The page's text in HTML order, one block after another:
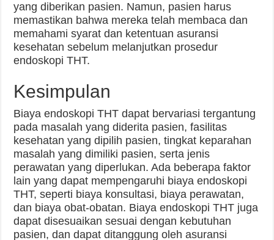
yang diberikan pasien. Namun, pasien harus
memastikan bahwa mereka telah membaca dan
memahami syarat dan ketentuan asuransi
kesehatan sebelum melanjutkan prosedur
endoskopi THT.
Kesimpulan
Biaya endoskopi THT dapat bervariasi tergantung
pada masalah yang diderita pasien, fasilitas
kesehatan yang dipilih pasien, tingkat keparahan
masalah yang dimiliki pasien, serta jenis
perawatan yang diperlukan. Ada beberapa faktor
lain yang dapat mempengaruhi biaya endoskopi
THT, seperti biaya konsultasi, biaya perawatan,
dan biaya obat-obatan. Biaya endoskopi THT juga
dapat disesuaikan sesuai dengan kebutuhan
pasien, dan dapat ditanggung oleh asuransi